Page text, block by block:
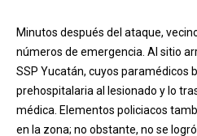
Minutos después del ataque,
números de emergencia. Al sitio
SSP Yucatán, cuyos paramédicos
prehospitalaria al lesionado y lo
médica. Elementos policiacos
en la zona; no obstante, no se